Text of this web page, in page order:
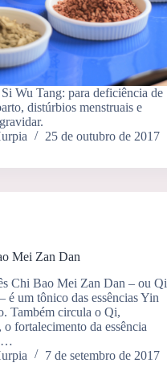
Wu Tang: para deficiência de
distúrbios menstruais e
25 de outubro de 2017
Mei Zan Dan
Chi Bao Mei Zan Dan – ou Qi
é um tônico das essências Yin
Também circula o Qi,
fortalecimento da essência
7 de setembro de 2017